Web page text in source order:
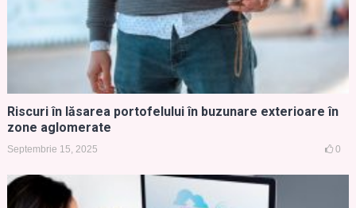
Riscuri în lăsarea portofelului în buzunare exterioare în
zone aglomerate
Septembrie 15, 2025 0